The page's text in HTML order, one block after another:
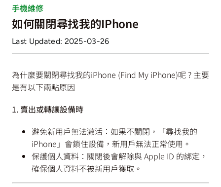
維修資訊
常見問題
億電通相關網站
手機維修
如何關閉尋找我的iPhone
Last Updated: 2025-03-26
為什麼要關閉尋找我的iPhone (Find My iPhone)呢 ? 主要
是有以下兩點原因
1. 賣出或轉讓設備時
避免新用戶無法激活：如果不關閉，「尋找我的
iPhone」會鎖住設備，新用戶無法正常使用。
保護個人資料：關閉後會解除與 Apple ID 的綁定，
確保個人資料不被新用戶獲取。